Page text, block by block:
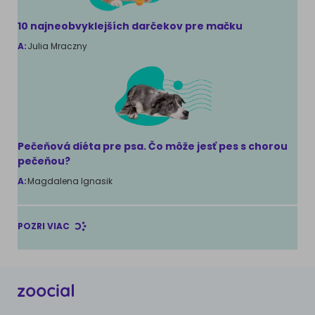
10 najneobvyklejších darčekov pre mačku
A:Julia Mraczny
Pečeňová diéta pre psa. Čo môže jesť pes s chorou
pečeňou?
A:Magdalena Ignasik
POZRI VIAC